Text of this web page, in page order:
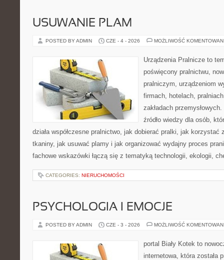
USUWANIE PLAM
POSTED BY ADMIN CZE - 4 - 2026 MOŻLIWOŚĆ
Urządzenia Pralnicze to
poświęcony pralnictwu,
pralniczym, urządzeniom
firmach, hotelach,
zakładach
źródło wiedzy dla osób,
działa współczesne pralnictwo, jak dobierać pralki, jak korzystać
tkaniny, jak usuwać plamy i jak organizować wydajny proces
fachowe wskazówki łączą się z tematyką technologii, ekologii,
CATEGORIES: NIERUCHOMOŚCI
PSYCHOLOGIA I EMOCJE
POSTED BY ADMIN CZE - 3 - 2026 MOŻLIWOŚĆ
portal Biały Kotek to
internetowa, która została